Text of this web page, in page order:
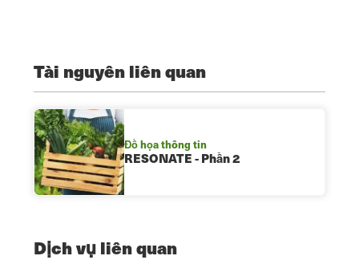
Tài nguyên liên quan
Đồ họa thông tin
RESONATE - Phần 2
Dịch vụ liên quan